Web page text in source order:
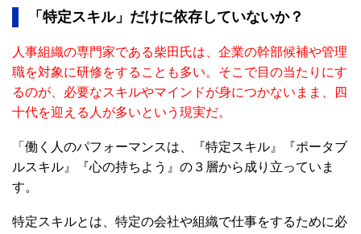
「特定スキル」だけに依存していないか？
人事組織の専門家である柴田氏は、企業の幹部候補や管理
職を対象に研修をすることも多い。そこで目の当たりにす
るのが、必要なスキルやマインドが身につかないまま、四
十代を迎える人が多いという現実だ。
「働く人のパフォーマンスは、『特定スキル』『ポータブ
ルスキル』『心の持ちよう』の３層から成り立っていま
す。
特定スキルとは、特定の会社や組織で仕事をするために必